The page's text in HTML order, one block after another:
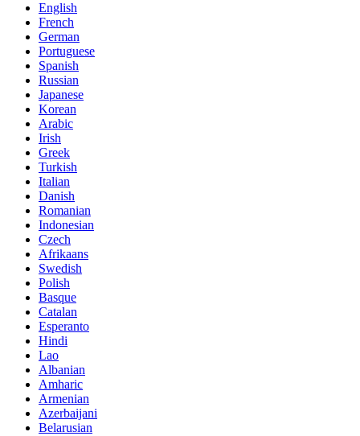
English
French
German
Portuguese
Spanish
Russian
Japanese
Korean
Arabic
Irish
Greek
Turkish
Italian
Danish
Romanian
Indonesian
Czech
Afrikaans
Swedish
Polish
Basque
Catalan
Esperanto
Hindi
Lao
Albanian
Amharic
Armenian
Azerbaijani
Belarusian